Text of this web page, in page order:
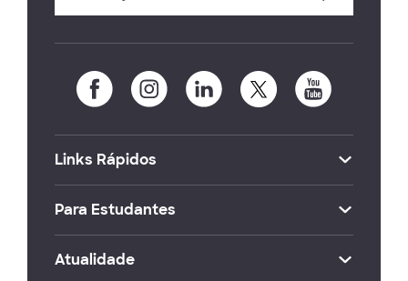
Links Rápidos
Para Estudantes
Atualidade